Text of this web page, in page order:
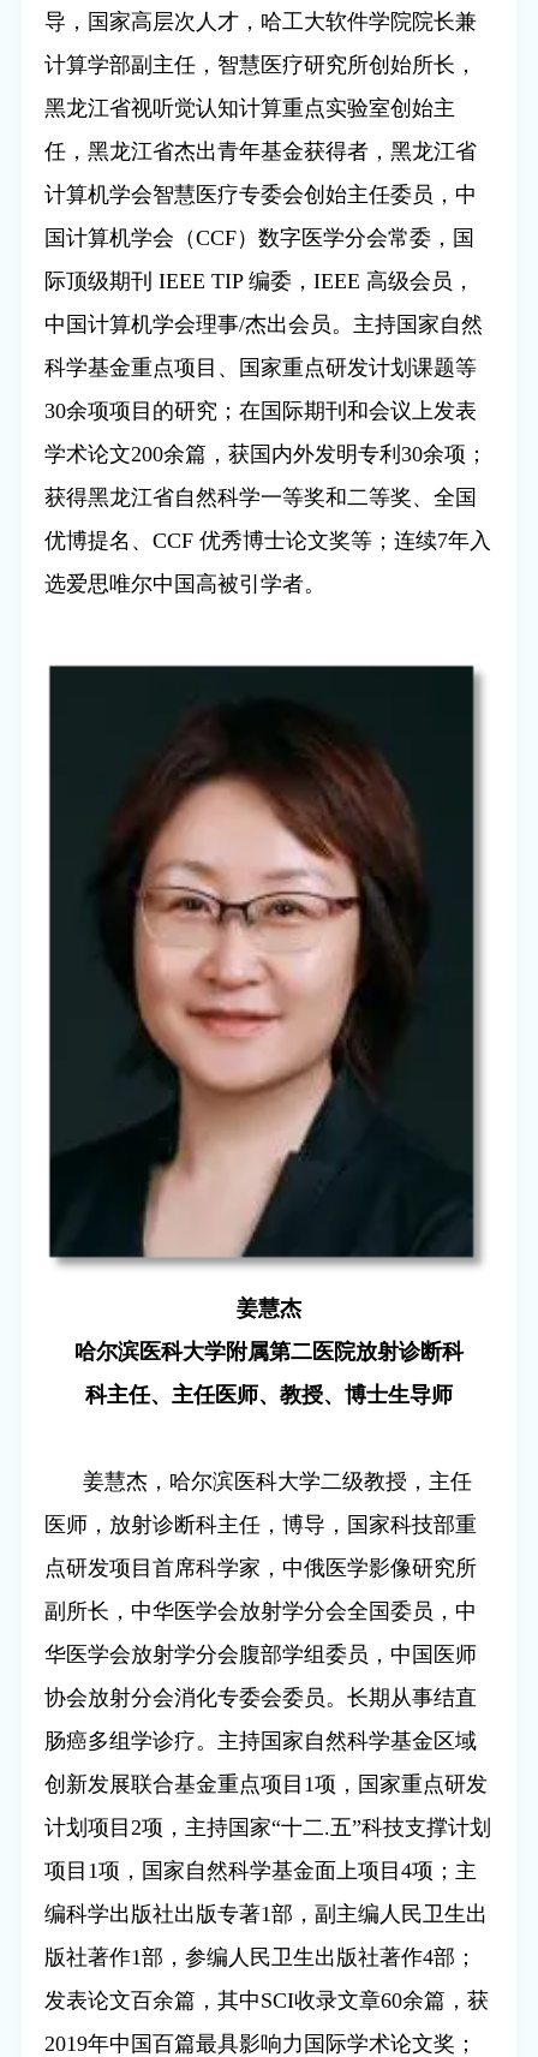
导，国家高层次人才，哈工大软件学院院长兼
计算学部副主任，智慧医疗研究所创始所长，
黑龙江省视听觉认知计算重点实验室创始主
任，黑龙江省杰出青年基金获得者，黑龙江省
计算机学会智慧医疗专委会创始主任委员，中
国计算机学会（CCF）数字医学分会常委，国
际顶级期刊IEEE TIP编委，IEEE高级会员，
中国计算机学会理事/杰出会员。主持国家自然
科学基金重点项目、国家重点研发计划课题等
30余项项目的研究；在国际期刊和会议上发表
学术论文200余篇，获国内外发明专利30余项；
获得黑龙江省自然科学一等奖和二等奖、全国
优博提名、CCF优秀博士论文奖等；连续7年入
选爱思唯尔中国高被引学者。
姜慧杰
哈尔滨医科大学附属第二医院放射诊断科
科主任、主任医师、教授、博士生导师
姜慧杰，哈尔滨医科大学二级教授，主任
医师，放射诊断科主任，博导，国家科技部重
点研发项目首席科学家，中俄医学影像研究所
副所长，中华医学会放射学分会全国委员，中
华医学会放射学分会腹部学组委员，中国医师
协会放射分会消化专委会委员。长期从事结直
肠癌多组学诊疗。主持国家自然科学基金区域
创新发展联合基金重点项目 1项，国家重点研发
计划项目 2项，主持国家“十二.五”科技支撑计划
项目 1项，国家自然科学基金面上项目4项；主
编科学出版社出版专著1部，副主编人民卫生出
版社著作1部，参编人民卫生出版社著作4部；
发表论文百余篇，其中SCI收录文章60余篇，获
2019年中国百篇最具影响力国际学术论文奖；